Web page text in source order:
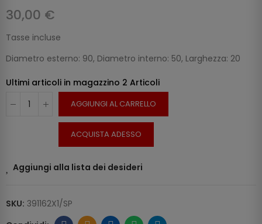
30,00 €
Tasse incluse
Diametro esterno: 90, Diametro interno: 50, Larghezza: 20
Ultimi articoli in magazzino 2 Articoli
AGGIUNGI AL CARRELLO
ACQUISTA ADESSO
Aggiungi alla lista dei desideri
SKU: 391162X1/SP